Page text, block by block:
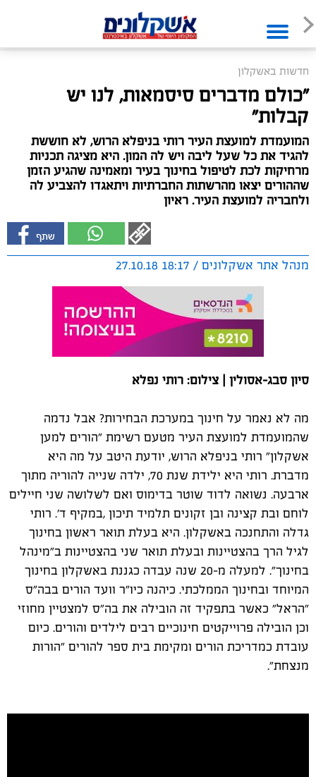
חדשות באשקלון
"כולם מדברים סיסמאות, לנו יש
קבלות"
המועמדת למועצת העיר רותי בניפלא הרוש, לא חוששת
להגיד את כל שעל ליבה ויש לה המון. היא מציגה תכניות
מרחיקות לכת לטיפול בחינוך בעיר ומאמינה שהגיע הזמן
שההורים יצאו מהרשתות החברתיות ויתאגדו להצביע לה
ולחבריה למועצת העיר. ראיון
מנהל אתר אשקלונים / 18:17 27.10.18
סיון סבג-אסולין | צילום: רותי נפלא
מה לא נאמר על חינוך במערכת הבחירות? אבל נדמה
שהמועמדת למועצת העיר מטעם רשימת "הורים למען
אשקלון" רותי בניפלא הרוש, יודעת היטב על מה היא
מדברת. רותי היא ילידת שנת 70, ילדה שנייה להוריה מתוך
ארבעה. נשואה לדוד שוטר בדימוס ואם לשלושה שני חיילים
לוחם ובת קצינה ובן זקונים תלמיד תיכון ,במקיף ד'. רותי
גדלה והתחנכה באשקלון. היא בעלת תואר ראשון בחינוך
לגיל הרך בהצטיינות ובעלת תואר שני בהצטיינות ב"מינהל
בחינוך". למעלה מ-20 שנה עבדה כגננת באשקלון בחינוך
המיוחד ובחינוך הממלכתי. כיהנה כיו"ר וועד הורים בבה"ס
"הראל" כאשר בתפקיד זה הובילה את בה"ס למצטיין מחוזי
וכן הובילה פרוייקטים חינוכיים רבים לילדים והורים. כיום
עובדת כמדריכת הורים ומקימת בית ספר להורים "הורות
מנצחת".